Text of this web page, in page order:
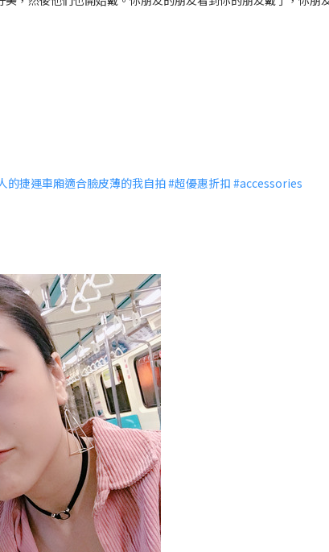
的捷運車廂適合臉皮薄的我自拍#超優惠折扣 #accessories